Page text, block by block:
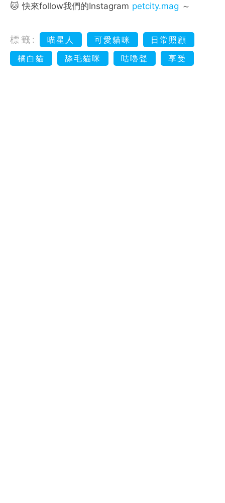
🐱 快來follow我們的Instagram petcity.mag ～
標籤: 喵星人 可愛貓咪
日常照顧
橘白貓
舔毛貓咪 咕嚕聲 享受